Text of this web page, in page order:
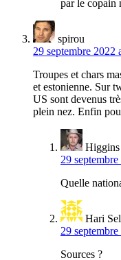
par le copain
spirou
29 septembre 2022
Troupes et chars
et estonienne. Sur
US sont devenus
plein nez. Enfin
Higgins
29
Quelle
Hari
29
Sources ?